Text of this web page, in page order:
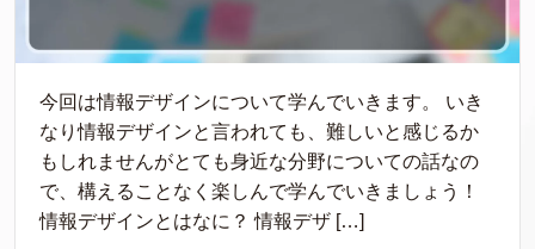
今回は情報デザインについて学んでいきます。 いき
なり情報デザインと言われても、難しいと感じるか
もしれませんがとても身近な分野についての話なの
で、構えることなく楽しんで学んでいきましょう！
情報デザインとはなに？ 情報デザ […]